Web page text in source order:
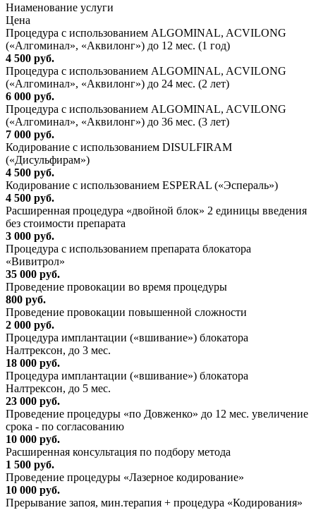
Ниaменование услуги
Цена
Процедура с использованием ALGOMINAL, ACVILONG
(«Алгоминал», «Аквилонг») до 12 мес. (1 год)
4 500 руб.
Процедура с использованием ALGOMINAL, ACVILONG
(«Алгоминал», «Аквилонг») до 24 мес. (2 лет)
6 000 руб.
Процедура с использованием ALGOMINAL, ACVILONG
(«Алгоминал», «Аквилонг») до 36 мес. (3 лет)
7 000 руб.
Кодирование с использованием DISULFIRAM
(«Дисульфирам»)
4 500 руб.
Кодирование с использованием ESPERAL («Эспераль»)
4 500 руб.
Расширенная процедура «двойной блок» 2 единицы введения
без стоимости препарата
3 000 руб.
Процедура с использованием препарата блокатора
«Вивитрол»
35 000 руб.
Проведение провокации во время процедуры
800 руб.
Проведение провокации повышенной сложности
2 000 руб.
Процедура имплантации («вшивание») блокатора
Налтрексон, до 3 мес.
18 000 руб.
Процедура имплантации («вшивание») блокатора
Налтрексон, до 5 мес.
23 000 руб.
Проведение процедуры «по Довженко» до 12 мес. увеличение
срока - по согласованию
10 000 руб.
Расширенная консультация по подбору метода
1 500 руб.
Проведение процедуры «Лазерное кодирование»
10 000 руб.
Прерывание запоя, мин.терапия + процедура «Кодирования»